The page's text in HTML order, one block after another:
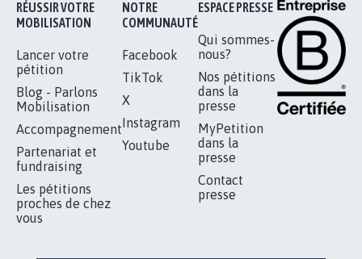
RÉUSSIR VOTRE
MOBILISATION
Lancer votre
pétition
Blog - Parlons
Mobilisation
Accompagnement
Partenariat et
fundraising
Les pétitions
proches de chez
vous
NOTRE
COMMUNAUTÉ
Facebook
TikTok
X
Instagram
Youtube
ESPACE PRESSE
Qui sommes-
nous?
Nos pétitions
dans la
presse
MyPetition
dans la
presse
Contact
presse